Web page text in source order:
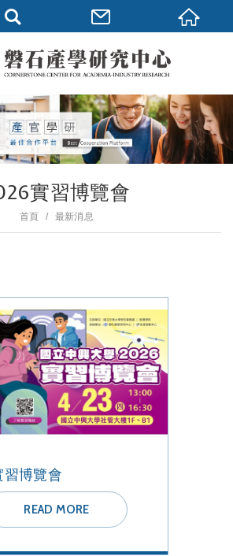
實習博覽會
首頁 最新消息
習博覽會
READ MORE